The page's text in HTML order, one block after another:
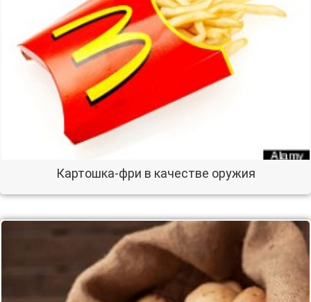
Картошка-фри в качестве оружия